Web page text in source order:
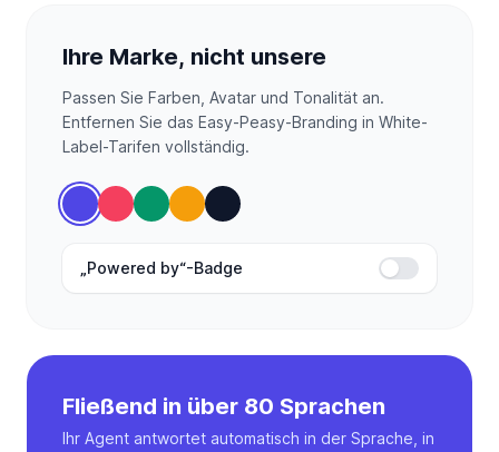
Ihre Marke, nicht unsere
Passen Sie Farben, Avatar und Tonalität an.
Entfernen Sie das Easy-Peasy-Branding in White-
Label-Tarifen vollständig.
„Powered by“-Badge
Fließend in über 80 Sprachen
Ihr Agent antwortet automatisch in der Sprache, in